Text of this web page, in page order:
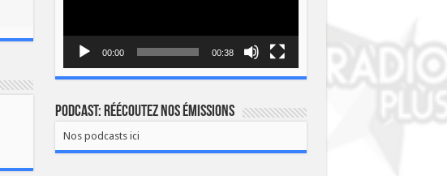
00:00 00:38
Podcast: Réécoutez nos émissions
Nos podcasts ici